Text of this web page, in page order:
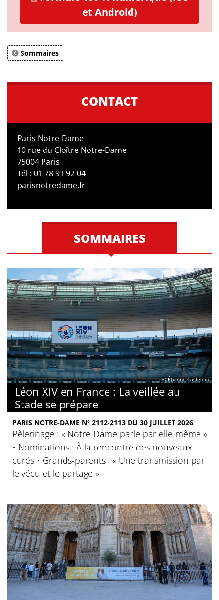
et Android)
Sommaires
CONTACT
Paris Notre-Dame
10 rue du Cloître Notre-Dame
75004 Paris
Tél : 01 78 91 92 04
parisnotredame.fr
SOMMAIRES
© Étienne Castelein
Léon XIV en France : La veillée au
Stade se prépare
PARIS NOTRE-DAME N° 2112-2113 DU 30 JUILLET 2026
Pèlerinage : « Notre-Dame parle par elle-même »
• Nominations : À la rencontre des nouveaux
curés • Grands-parents : « Une transmission par
le vécu et le partage »